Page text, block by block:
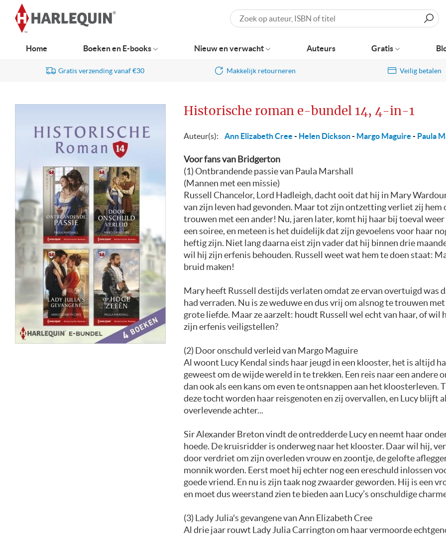
navigatie
Gratis verzending vanaf €30 Makkelijk retourneren Veilig betalen
Historische roman e-bundel 14, 4-in-1
Auteur(s): Ann Elizabeth Cree - Helen Dickson- Margo Maguire - Paula
Voor fans van Bridgerton
(1) Ontbrandende passie van Paula Marshall
(Mannen met een missie)
Russell Chancelor, Lord Hadleigh, dacht ooit dat hij in Mary
van zijn leven had gevonden. Maar tot zijn ontzetting verliet zij hem
trouwen met een ander! Nu, jaren later, komt hij haar bij toeval
een soiree, en meteen is het duidelijk dat zijn gevoelens voor haar
heftig zijn. Niet lang daarna eist zijn vader dat hij binnen drie
wil hij zijn erfenis behouden. Russell weet wat hem te doen staat:
bruid maken!
Mary heeft Russell destijds verlaten omdat ze ervan overtuigd was
had verraden. Nu is ze weduwe en dus vrij om alsnog te trouwen
grote liefde. Maar ze aarzelt: houdt Russell wel echt van haar, of wil
zijn erfenis veiligstellen?
(2) Door onschuld verleid van Margo Maguire
Al woont Lucy Kendal sinds haar jeugd in een klooster, het is altijd
geweest om de wijde wereld in te trekken. Een reis naar een andere
dan ook als een kans om even te ontsnappen aan het kloosterleven.
deze tocht worden haar reisgenoten en zij overvallen, en Lucy blijft
overlevende achter...
Sir Alexander Breton vindt de ontredderde Lucy en neemt haar
hoede. De kruisridder is onderweg naar het klooster. Daar wil hij,
door verdriet om zijn overleden vrouw en zoontje, de gelofte
monnik worden. Eerst moet hij echter nog een ereschuld inlossen
goede vriend. En nu is zijn taak nog zwaarder geworden. Hij is een
en moet dus weerstand zien te bieden aan Lucy’s onschuldige
(3) Lady Julia's gevangene van Ann Elizabeth Cree
Al drie jaar rouwt Lady Julia Carrington om haar vermoorde
Zoeken
Home Boeken en E-books Nieuw en verwacht Auteurs Gratis